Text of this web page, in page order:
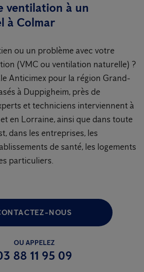
ventilation à un
à Colmar
ou un problème avec votre
(VMC ou ventilation naturelle) ?
Anticimex pour la région Grand-
à Duppigheim, près de
et techniciens interviennent à
en Lorraine, ainsi que dans toute
dans les entreprises, les
de santé, les logements
particuliers.
NOUS
OU APPELEZ
88 11 95 09